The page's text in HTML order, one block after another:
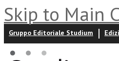
Skip to Main
Gruppo Editoriale Studium